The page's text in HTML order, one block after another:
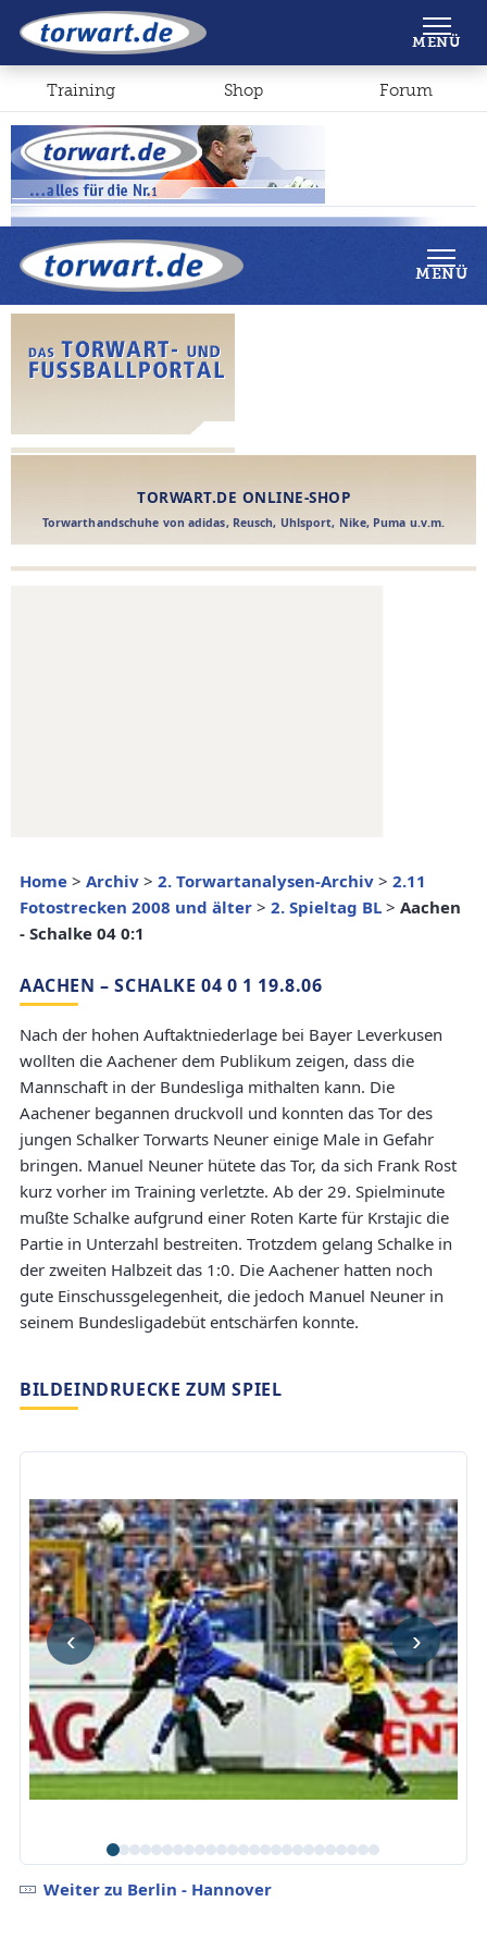
Shop Forum
MENÜ
Home > Archiv > 2. Torwartanalysen-Archiv > 2.11
Fotostrecken 2008 und älter > 2. Spieltag BL > Aachen
- Schalke 04 0:1
AACHEN – SCHALKE 04 0 1 19.8.06
Nach der hohen Auftaktniederlage bei Bayer Leverkusen
wollten die Aachener dem Publikum zeigen, dass die
Mannschaft in der Bundesliga mithalten kann. Die
Aachener begannen druckvoll und konnten das Tor des
jungen Schalker Torwarts Neuner einige Male in Gefahr
bringen. Manuel Neuner hütete das Tor, da sich Frank Rost
kurz vorher im Training verletzte. Ab der 29. Spielminute
mußte Schalke aufgrund einer Roten Karte für Krstajic die
Partie in Unterzahl bestreiten. Trotzdem gelang Schalke in
der zweiten Halbzeit das 1:0. Die Aachener hatten noch
gute Einschussgelegenheit, die jedoch Manuel Neuner in
seinem Bundesligadebüt entschärfen konnte.
BILDEINDRUECKE ZUM SPIEL
‹ ›
Weiter zu Berlin - Hannover